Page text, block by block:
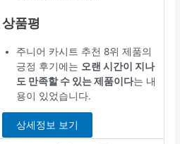
상품평
주니어 카시트 추천 8위 제품의
긍정 후기에는 오랜 시간이 지나
도 만족할 수 있는 제품이다는 내
용이 있었습니다.
상세정보 보기